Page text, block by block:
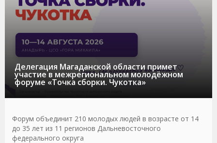
Делегация Магаданской области примет
участие в межрегиональном молодёжном
форуме «Точка сборки. Чукотка»
Форум объединит 210 молодых людей в возрасте от 14
до 35 лет из 11 регионов Дальневосточного
федерального округа